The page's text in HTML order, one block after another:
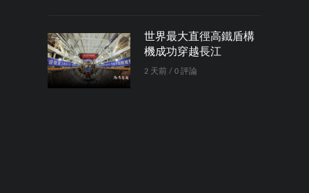
世界最大直徑高鐵盾構
機成功穿越長江
2 天前 / 0 評論